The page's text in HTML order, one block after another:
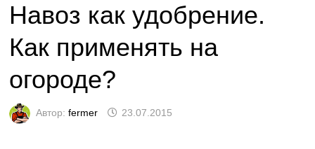
Навоз как удобрение.
Как применять на
огороде?
Автор: fermer 23.07.2015